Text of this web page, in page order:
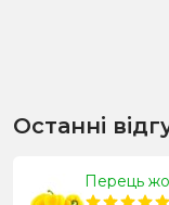
Останні
Перець